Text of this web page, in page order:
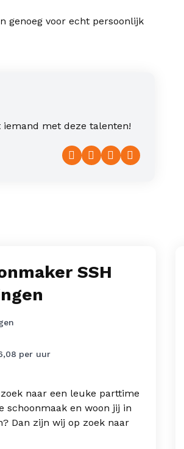
genoeg voor echt persoonlijk
met deze talenten!
Facebook
TwitterLinkedInWhatsApp
SSH
per uur
naar een leuke parttime
schoonmaak en woon jij in
Dan zijn wij op zoek naar